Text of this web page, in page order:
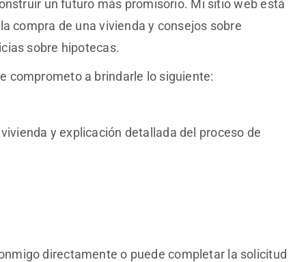
un futuro más promisorio. Mi sitio web está
compra de una vivienda y consejos sobre
sobre hipotecas.
comprometo a brindarle lo siguiente:
y explicación detallada del proceso de
directamente o puede completar la solicitud